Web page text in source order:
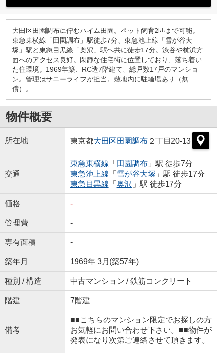
大田区田園調布に佇むハイム田園。ペット飼育2匹まで可能。
東急東横線「田園調布」駅徒歩7分、東急池上線「雪が谷大
塚」駅と東急目黒線「奥沢」駅へ共に徒歩17分。渋谷や横浜方
面へのアクセス良好。閑静な住宅街に位置しており、落ち着い
た住環境。1969年築、RC造7階建て、総戸数17戸のマンショ
ン。管理はサニーライフが担当。敷地内に駐輪場あり（無
償）。
物件概要
所在地 東京都大田区田園調布２丁目20-13
交通
東急東横線 「 田園調布」駅 徒歩7分
東急池上線 「 雪が谷大塚 」駅 徒歩17分
東急目黒線 「 奥沢 」駅 徒歩17分
価格 -
管理費 -
専有面積 -
築年月 1969年 3月(築57年)
種別 / 構造 中古マンション / 鉄筋コンクリート
階建 7階建
備考
■■こちらのマンション限定でお探しの方
お気軽にお問い合わせ下さい。■■物件が
発表になり次第ご連絡させて頂きます。